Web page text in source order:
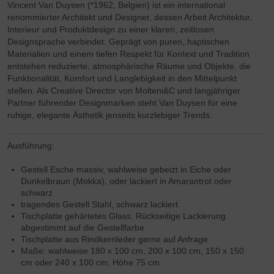
Vincent Van Duysen (*1962, Belgien) ist ein international
renommierter Architekt und Designer, dessen Arbeit Architektur,
Interieur und Produktdesign zu einer klaren, zeitlosen
Designsprache verbindet. Geprägt von puren, haptischen
Materialien und einem tiefen Respekt für Kontext und Tradition
entstehen reduzierte, atmosphärische Räume und Objekte, die
Funktionalität, Komfort und Langlebigkeit in den Mittelpunkt
stellen. Als Creative Director von Molteni&C und langjähriger
Partner führender Designmarken steht Van Duysen für eine
ruhige, elegante Ästhetik jenseits kurzlebiger Trends.
Ausführung:
Gestell Esche massiv, wahlweise gebeizt in Eiche oder
Dunkelbraun (Mokka), oder lackiert in Amarantrot oder
schwarz
tragendes Gestell Stahl, schwarz lackiert
Tischplatte gehärtetes Glass, Rückseitige Lackierung
abgestimmt auf die Gestellfarbe
Tischplatte aus Rindkernleder gerne auf Anfrage
Maße: wahlweise 180 x 100 cm, 200 x 100 cm, 150 x 150
cm oder 240 x 100 cm; Höhe 75 cm